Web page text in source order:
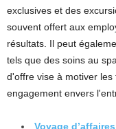
exclusives et des
souvent offert aux
résultats. Il peut
tels que des soins au
d'offre vise à motiver
engagement envers
Voyage